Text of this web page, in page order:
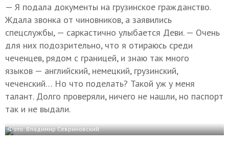
— Я подала документы на грузинское гражданство.
Ждала звонка от чиновников, а заявились
спецслужбы, — саркастично улыбается Деви. — Очень
для них подозрительно, что я отираюсь среди
чеченцев, рядом с границей, и знаю так много
языков — английский, немецкий, грузинский,
чеченский… Но что поделать? Такой уж у меня
талант. Долго проверяли, ничего не нашли, но паспорт
так и не выдали.
Фото: Владимир Севриновский